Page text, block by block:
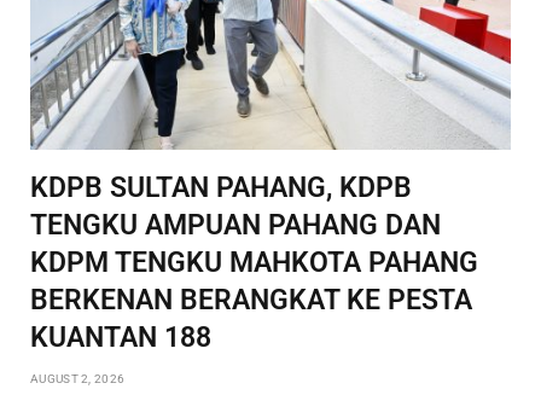
KDPB SULTAN PAHANG, KDPB
TENGKU AMPUAN PAHANG DAN
KDPM TENGKU MAHKOTA PAHANG
BERKENAN BERANGKAT KE PESTA
KUANTAN 188
AUGUST 2, 2026